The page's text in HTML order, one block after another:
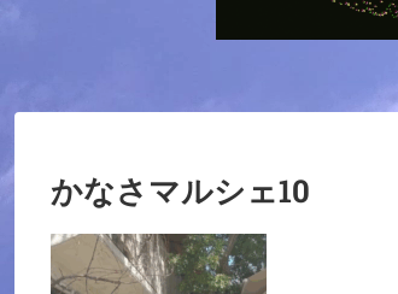
かなさマルシェ10